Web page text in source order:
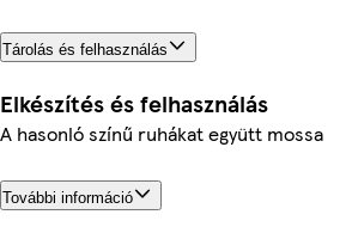
Tárolás és felhasználás
Elkészítés és felhasználás
A hasonló színű ruhákat együtt mossa
További információ